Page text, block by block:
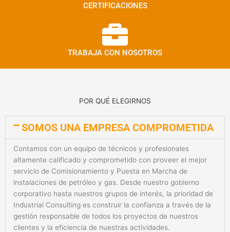
CERTIFICACIONES
TRABAJA CON NOSOTROS
POR QUÉ ELEGIRNOS
SOMOS UNA EMPRESA COMPROMETIDA
Contamos con un equipo de técnicos y profesionales
altamente calificado y comprometido con proveer el mejor
servicio de Comisionamiento y Puesta en Marcha de
instalaciones de petróleo y gas. Desde nuestro gobierno
corporativo hasta nuestros grupos de interés, la prioridad de
Industrial Consulting es construir la confianza a través de la
gestión responsable de todos los proyectos de nuestros
clientes y la eficiencia de nuestras actividades.